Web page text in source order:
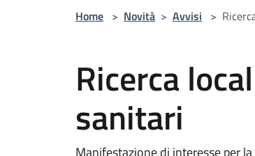
Home > Novità > Avvisi >
Ricerca
sanitari
Manifestazione di interesse per